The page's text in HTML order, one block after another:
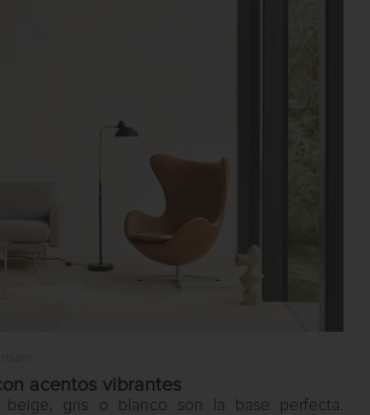
acentos vibrantes
beige, gris o blanco son la base perfecta.